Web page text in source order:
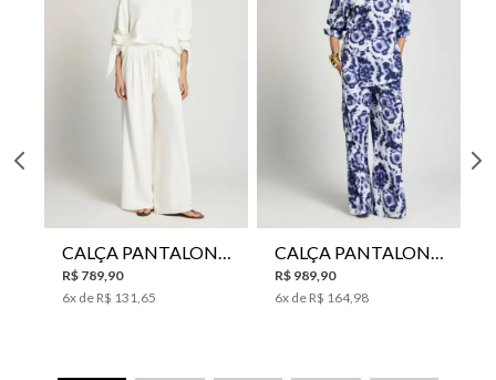
CALÇA PANTALONA LE LIS HORI FEMININA
R$ 789 90
6x de R$ 131 65
CALÇA PANTALONA LE LIS JESSICA FEMININA
R$ 989 90
6x de R$ 164, 98